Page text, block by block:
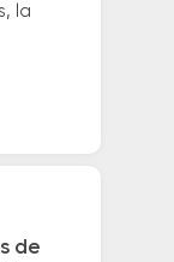
la
de